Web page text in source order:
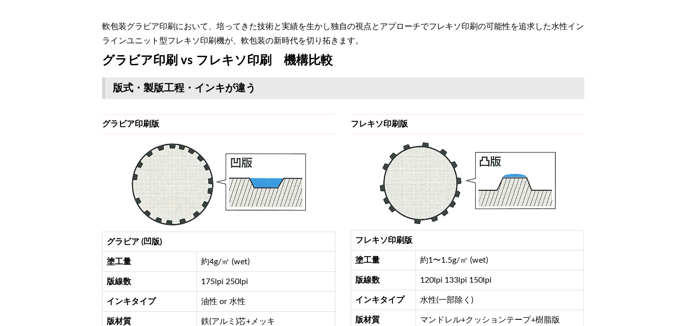
軟包装グラビア印刷において、培ってきた技術と実績を生かし独自の視点とアプローチでフレキソ印刷の可能性を追求した水性イン
ラインユニット型フレキソ印刷機が、軟包装の新時代を切り拓きます。
グラビア印刷 vs フレキソ印刷 機構比較
版式・製版工程・インキが違う
グラビア印刷版
グラビア (凹版)
塗工量 約4g/㎡ (wet)
版線数 175lpi 250lpi
インキタイプ 油性 or 水性
版材質 鉄(アルミ)芯+メッキ
フレキソ印刷版
フレキソ印刷版
塗工量 約1〜1.5g/㎡ (wet)
版線数 120lpi 133lpi 150lpi
インキタイプ 水性(一部除く)
版材質 マンドレル+クッションテープ+樹脂版